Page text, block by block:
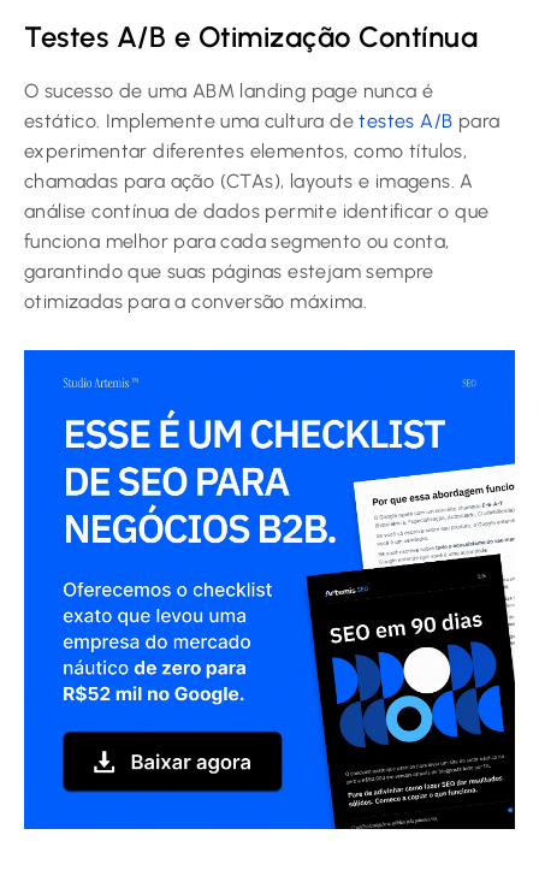
Testes A/B e Otimização Contínua
O sucesso de uma ABM landing page nunca é
estático. Implemente uma cultura detestes A/B para
experimentar diferentes elementos, como títulos,
chamadas para ação (CTAs), layouts e imagens. A
análise contínua de dados permite identificar o que
funciona melhor para cada segmento ou conta,
garantindo que suas páginas estejam sempre
otimizadas para a conversão máxima.